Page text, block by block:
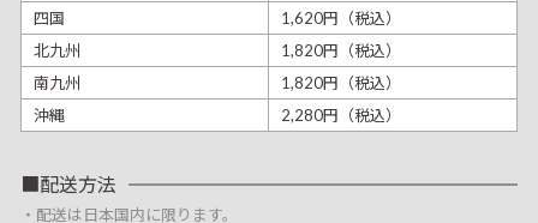
四国
1,620円（税込）
北九州
1,820円（税込）
南九州
1,820円（税込）
沖縄
2,280円（税込）
配送方法
・配送は日本国内に限ります。